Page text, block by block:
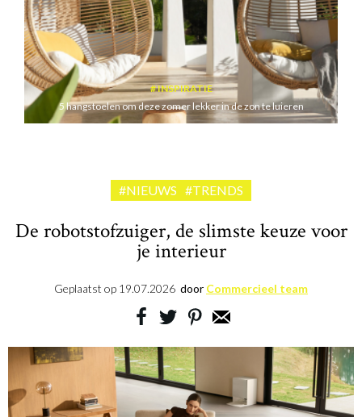
INSPIRATIE
5 hangstoelen om deze zomer lekker in de zon te luieren
#NIEUWS #TRENDS
De robotstofzuiger, de slimste keuze voor
je interieur
Geplaatst op 19.07.2026 door Commercieel team